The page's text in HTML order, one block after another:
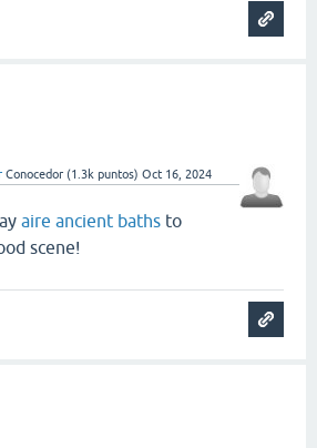
Conocedor (1.3k puntos) Oct 16, 2024
aire ancient baths to
scene!